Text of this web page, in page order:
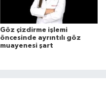
Göz çizdirme işlemi
öncesinde ayrıntılı göz
muayenesi şart